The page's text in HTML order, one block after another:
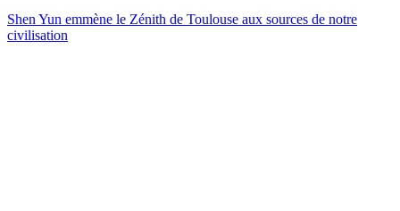
Shen Yun emmène le Zénith de Toulouse aux sources de notre
civilisation